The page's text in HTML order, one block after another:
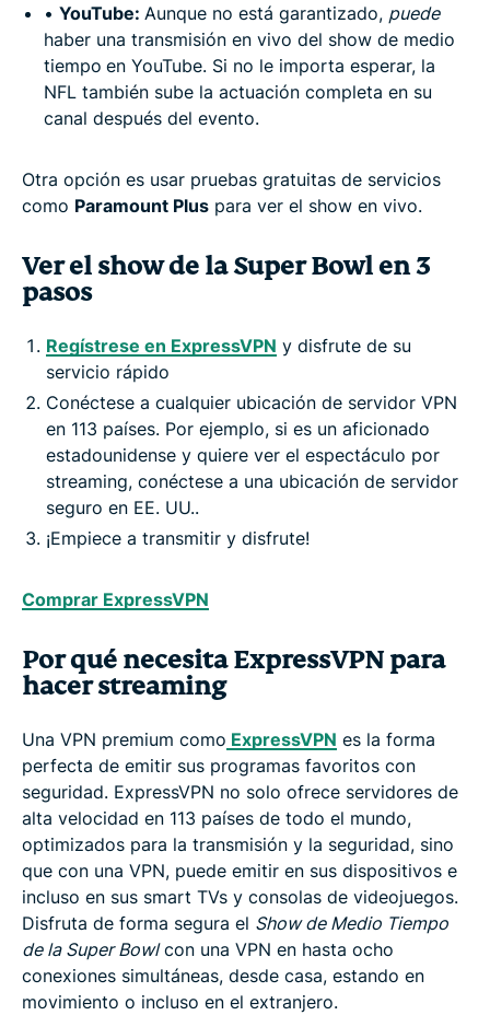
• YouTube: Aunque no está garantizado, puede
haber una transmisión en vivo del show de medio
tiempo en YouTube. Si no le importa esperar, la
NFL también sube la actuación completa en su
canal después del evento.
Otra opción es usar pruebas gratuitas de servicios
como Paramount Plus para ver el show en vivo.
Ver el show de la Super Bowl en 3
pasos
Regístrese en ExpressVPN y disfrute de su
servicio rápido
Conéctese a cualquier ubicación de servidor VPN
en 113 países. Por ejemplo, si es un aficionado
estadounidense y quiere ver el espectáculo por
streaming, conéctese a una ubicación de servidor
seguro en EE. UU..
¡Empiece a transmitir y disfrute!
Comprar ExpressVPN
Por qué necesita ExpressVPN para
hacer streaming
Una VPN premium como ExpressVPN es la forma
perfecta de emitir sus programas favoritos con
seguridad. ExpressVPN no solo ofrece servidores de
alta velocidad en 113 países de todo el mundo,
optimizados para la transmisión y la seguridad, sino
que con una VPN, puede emitir en sus dispositivos e
incluso en sus smart TVs y consolas de videojuegos.
Disfruta de forma segura el Show de Medio Tiempo
de la Super Bowlcon una VPN en hasta ocho
conexiones simultáneas, desde casa, estando en
movimiento o incluso en el extranjero.